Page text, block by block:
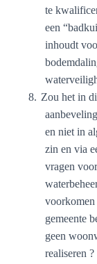
te
een
inhoudt
8. Zou het in
en niet in
zin en via
vragen
gemeente
geen
realiseren ?